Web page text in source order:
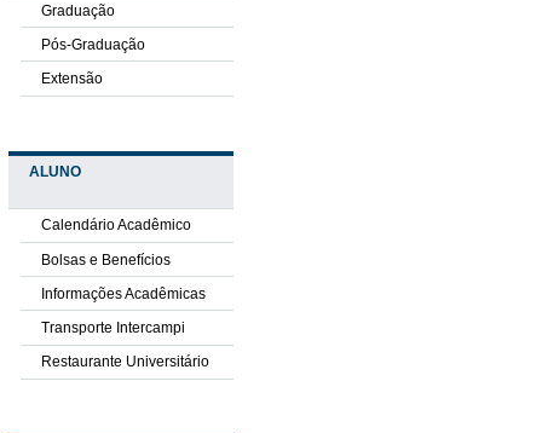
Graduação
Pós-Graduação
Extensão
ALUNO
Calendário Acadêmico
Bolsas e Benefícios
Informações Acadêmicas
Transporte Intercampi
Restaurante Universitário